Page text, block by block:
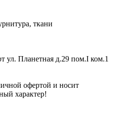
ткани
ул. Планетная д.29 пом.I ком.1
офертой и носит
характер!